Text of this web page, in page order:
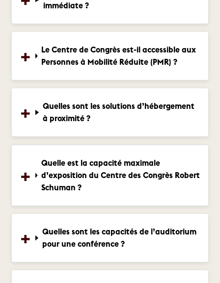
immédiate ?
Le Centre de Congrès est-il accessible aux
Personnes à Mobilité Réduite (PMR) ?
Quelles sont les solutions d’hébergement
à proximité ?
Quelle est la capacité maximale
d’exposition du Centre des Congrès Robert
Schuman ?
Quelles sont les capacités de l’auditorium
pour une conférence ?